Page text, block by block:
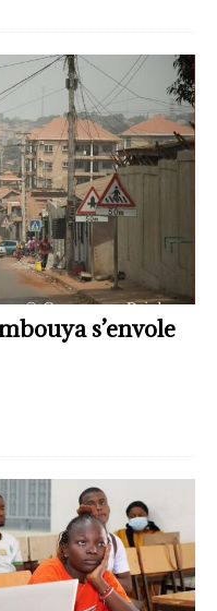
s’envole